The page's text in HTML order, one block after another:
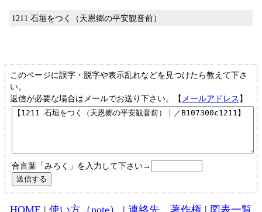
1211 石垣をつく（天恩郷の平安観音前）
このページに誤字・脱字や表示乱れなどを見つけたら教えて下さ
い。
返信が必要な場合はメールでお送り下さい。【 メールアドレス 】
合言葉「みろく」を入力して下さい→